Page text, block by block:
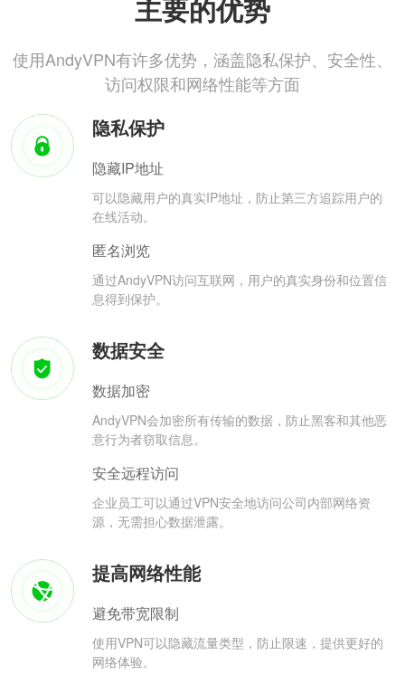
主要的优势
使用AndyVPN有许多优势，涵盖隐私保护、安全性、
访问权限和网络性能等方面
隐私保护
隐藏IP地址
可以隐藏用户的真实IP地址，防止第三方追踪用户的
在线活动。
匿名浏览
通过AndyVPN访问互联网，用户的真实身份和位置信
息得到保护。
数据安全
数据加密
AndyVPN会加密所有传输的数据，防止黑客和其他恶
意行为者窃取信息。
安全远程访问
企业员工可以通过VPN安全地访问公司内部网络资
源，无需担心数据泄露。
提高网络性能
避免带宽限制
使用VPN可以隐藏流量类型，防止限速，提供更好的
网络体验。